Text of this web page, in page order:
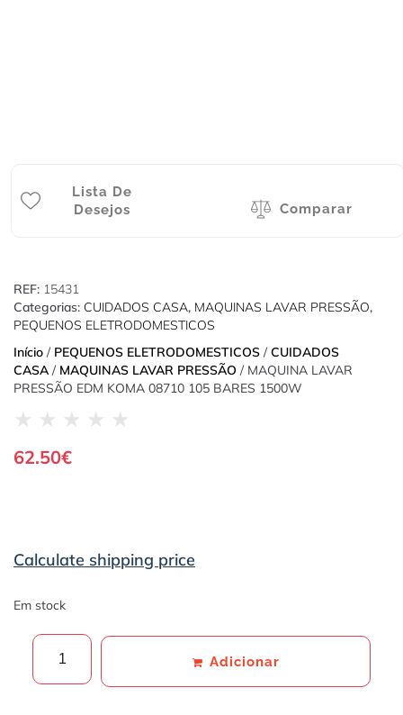
Lista De
Desejos
Comparar
REF: 15431
Categorias: CUIDADOS CASA, MAQUINAS LAVAR PRESSÃO,
PEQUENOS ELETRODOMESTICOS
Início / PEQUENOS ELETRODOMESTICOS / CUIDADOS
CASA / MAQUINAS LAVAR PRESSÃO / MAQUINA LAVAR
PRESSÃO EDM KOMA 08710 105 BARES 1500W
★ ★ ★ ★ ★
62.50€
Calculate shipping price
Em stock
Adicionar